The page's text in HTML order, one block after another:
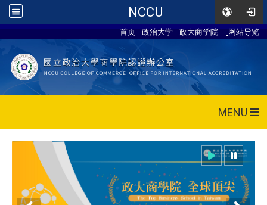
NCCU
首页 政治大学 政大商学院 网站导览
MENU